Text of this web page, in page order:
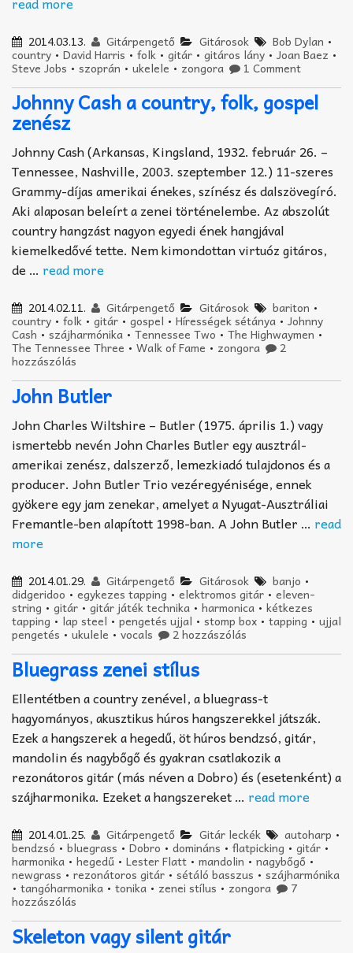
2014.03.13. Gitárpengető Gitárosok Bob Dylan •
country • David Harris •folk • gitár • gitáros lány • Joan Baez •
Steve Jobs • szoprán • ukelele• zongora 1 Comment
Johnny Cash a country, folk, gospel
zenész
Johnny Cash (Arkansas, Kingsland, 1932. február 26. –
Tennessee, Nashville, 2003. szeptember 12.) 11-szeres
Grammy-díjas amerikai énekes, színész és dalszövegíró.
Aki alaposan beleírt a zenei történelembe. Az abszolút
country hangzást nagyon egyedi ének hangjával
kiemelkedővé tette. Nem kimondottan virtuóz gitáros,
de … read more
2014.02.11. Gitárpengető Gitárosok bariton •
country • folk • gitár • gospel • Hírességek sétánya • Johnny
Cash • szájharmónika • Tennessee Two • The Highwaymen •
The Tennessee Three • Walk of Fame • zongora 2
hozzászólás
John Butler
John Charles Wiltshire – Butler (1975. április 1.) vagy
ismertebb nevén John Charles Butler egy ausztrál-
amerikai zenész, dalszerző, lemezkiadó tulajdonos és a
producer. John Butler Trio vezéregyénisége, ennek
gyökere egy jam zenekar, amelyet a Nyugat-Ausztráliai
Fremantle-ben alapított 1998-ban. A John Butler … read
more
2014.01.29. Gitárpengető Gitárosok banjo •
didgeridoo • egykezes tapping • elektromos gitár • eleven-
string • gitár • gitár játék technika • harmonica • kétkezes
tapping • lap steel • pengetés ujjal • stomp box • tapping • ujjal
pengetés • ukulele • vocals 2 hozzászólás
Bluegrass zenei stílus
Ellentétben a country zenével, a bluegrass-t
hagyományos, akusztikus húros hangszerekkel játszák.
Ezek a hangszerek a hegedű, öt húros bendzsó, gitár,
mandolin és nagybőgő és gyakran csatlakozik a
rezonátoros gitár (más néven a Dobro) és (esetenként) a
szájharmonika. Ezeket a hangszereket … read more
2014.01.25. Gitárpengető Gitár leckék autoharp •
bendzsó • bluegrass • Dobro • domináns • flatpicking • gitár •
harmonika • hegedű • Lester Flatt • mandolin • nagybőgő •
newgrass • rezonátoros gitár • sétáló basszus • szájharmónika
• tangóharmonika • tonika • zenei stílus • zongora 7
hozzászólás
Skeleton vagy silent gitár